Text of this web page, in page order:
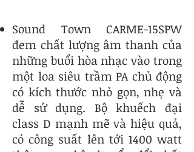
Sound Town CARME-15SPW
đem chất lượng âm thanh của
những buổi hòa nhạc vào trong
một loa siêu trầm PA chủ động
có kích thước nhỏ gọn, nhẹ và
dễ sử dụng. Bộ khuếch đại
class D mạnh mẽ và hiệu quả,
có công suất lên tới 1400 watt